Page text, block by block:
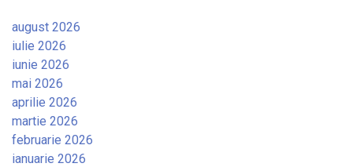
august 2026
iulie 2026
iunie 2026
mai 2026
aprilie 2026
martie 2026
februarie 2026
ianuarie 2026